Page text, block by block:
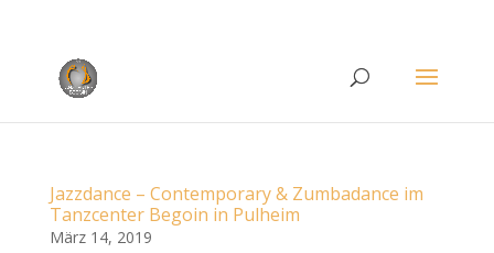
Jazzdance – Contemporary & Zumbadance im
Tanzcenter Begoin in Pulheim
März 14, 2019